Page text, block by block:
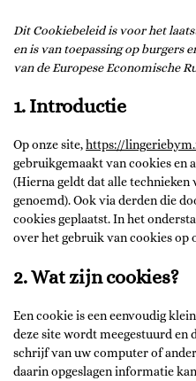
Dit Cookiebeleid is voor het
en is van toepassing op burgers
van de Europese Economische
1. Introductie
Op onze site,https://
gebruikgemaakt van cookies en
(Hierna geldt dat alle technieken
genoemd). Ook via derden die
cookies geplaatst. In het
over het gebruik van cookies op
2. Wat zijn cookies?
Een cookie is een eenvoudig
deze site wordt meegestuurd en
schrijf van uw computer of
daarin opgeslagen informatie